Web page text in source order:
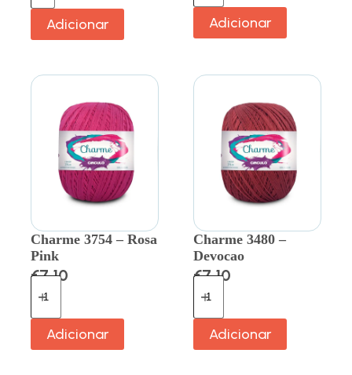
Adicionar Adicionar
Charme 3754 – Rosa
Pink
€7.10
Adicionar
Charme 3480 –
Devocao
€7.10
Adicionar